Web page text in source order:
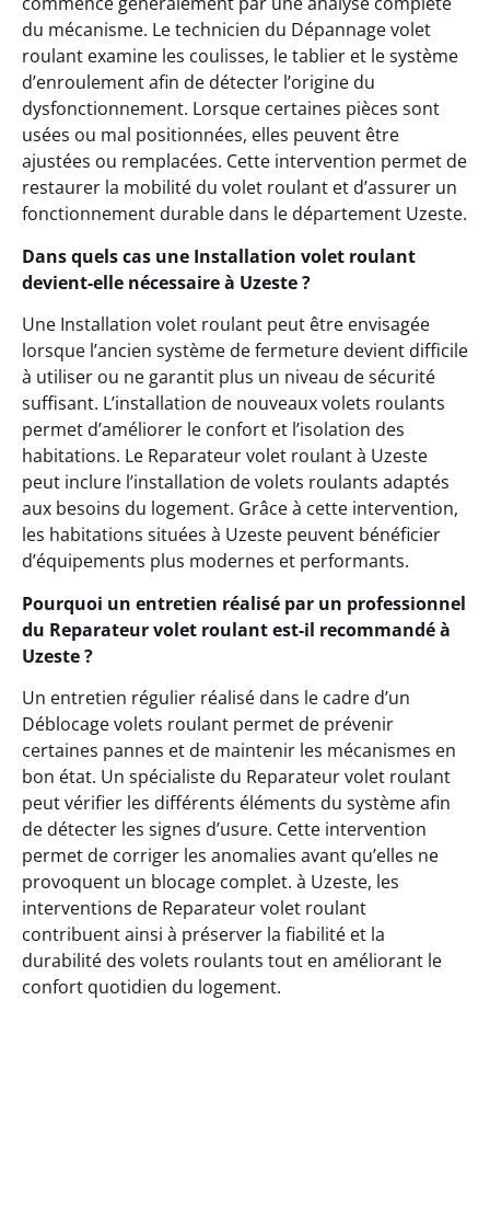
du mécanisme. Le technicien du Dépannage volet
roulant examine les coulisses, le tablier et le système
d’enroulement afin de détecter l’origine du
dysfonctionnement. Lorsque certaines pièces sont
usées ou mal positionnées, elles peuvent être
ajustées ou remplacées. Cette intervention permet de
restaurer la mobilité du volet roulant et d’assurer un
fonctionnement durable dans le département Uzeste.
Dans quels cas une Installation volet roulant
devient-elle nécessaire à Uzeste ?
Une Installation volet roulant peut être envisagée
lorsque l’ancien système de fermeture devient difficile
à utiliser ou ne garantit plus un niveau de sécurité
suffisant. L’installation de nouveaux volets roulants
permet d’améliorer le confort et l’isolation des
habitations. Le Reparateur volet roulant à Uzeste
peut inclure l’installation de volets roulants adaptés
aux besoins du logement. Grâce à cette intervention,
les habitations situées à Uzeste peuvent bénéficier
d’équipements plus modernes et performants.
Pourquoi un entretien réalisé par un professionnel
du Reparateur volet roulant est-il recommandé à
Uzeste ?
Un entretien régulier réalisé dans le cadre d’un
Déblocage volets roulant permet de prévenir
certaines pannes et de maintenir les mécanismes en
bon état. Un spécialiste du Reparateur volet roulant
peut vérifier les différents éléments du système afin
de détecter les signes d’usure. Cette intervention
permet de corriger les anomalies avant qu’elles ne
provoquent un blocage complet. à Uzeste, les
interventions de Reparateur volet roulant
contribuent ainsi à préserver la fiabilité et la
durabilité des volets roulants tout en améliorant le
confort quotidien du logement.